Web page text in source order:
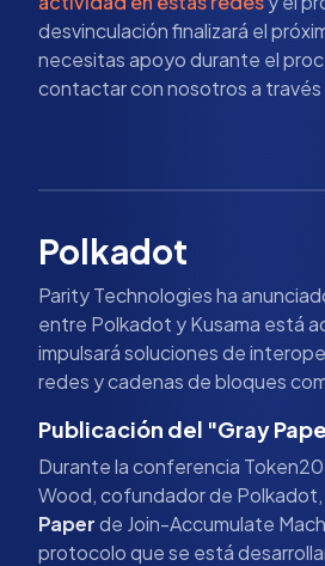
desvinculación finalizará el
necesitas apoyo durante el
contactar con nosotros a través
Polkadot
Parity Technologies ha
entre Polkadot y Kusama está
impulsará soluciones de
redes y cadenas de bloques
Publicación del "Gray
Durante la conferencia
Wood, cofundador de Polkadot,
Paperde Join-Accumulate
protocolo que se está